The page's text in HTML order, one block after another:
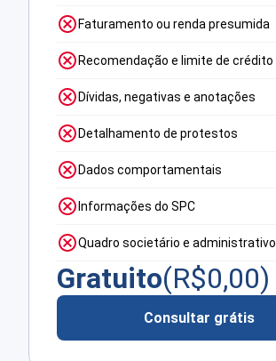
Faturamento ou renda presumida
Recomendação e limite de crédito
Dívidas, negativas e anotações
Detalhamento de protestos
Dados comportamentais
Informações do SPC
Quadro societário e administrativo
Gratuito(R$0,00)
Consultar grátis